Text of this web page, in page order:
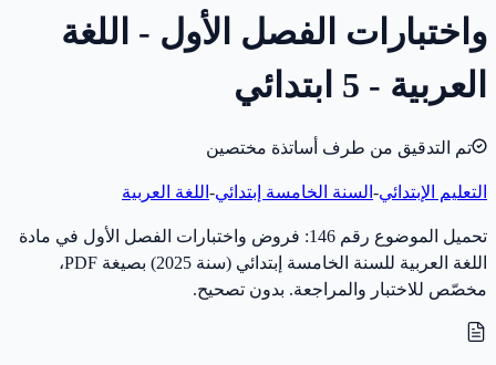
واختبارات الفصل الأول - اللغة
العربية - 5 ابتدائي
تم التدقيق من طرف أساتذة مختصين
التعليم الإبتدائي- السنة الخامسة إبتدائي- اللغة العربية
تحميل الموضوع رقم 146: فروض واختبارات الفصل الأول في مادة
اللغة العربية للسنة الخامسة إبتدائي (سنة 2025) بصيغة PDF،
مخصّص للاختبار والمراجعة. بدون تصحيح.